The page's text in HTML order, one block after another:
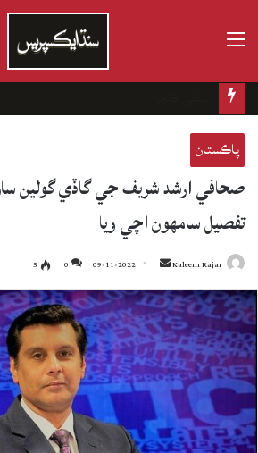
پاڪستان
صحافي ارشد شريف جي گاڏي گولين
تفصيل سامهون اچي ويا
Kaleem Rajar
Send
an
email
09-11-2022
0
5